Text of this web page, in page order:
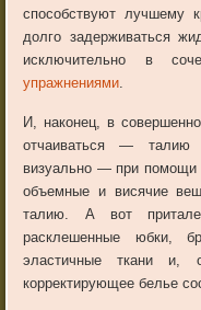
способствуют лучшему
долго задерживаться
исключительно в
упражнениями
И, наконец, в
отчаиваться —
визуально — при помощи
объемные и висячие
талию. А вот
расклешенные юбки,
эластичные ткани и,
корректирующее белье